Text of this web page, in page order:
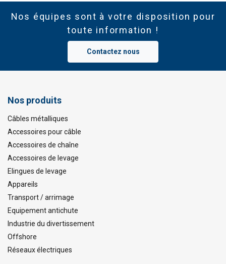
Nos équipes sont à votre disposition pour
toute information !
Contactez nous
Nos produits
Câbles métalliques
Accessoires pour câble
Accessoires de chaîne
Accessoires de levage
Elingues de levage
Appareils
Transport / arrimage
Equipement antichute
Industrie du divertissement
Offshore
Réseaux électriques